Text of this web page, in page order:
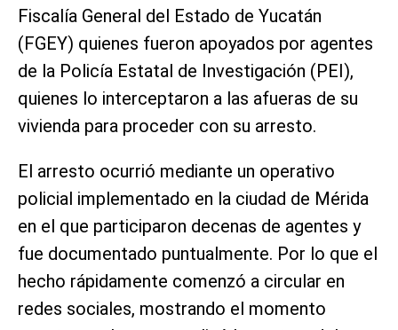
Fiscalía General del Estado de Yucatán
(FGEY) quienes fueron apoyados por agentes
de la Policía Estatal de Investigación (PEI),
quienes lo interceptaron a las afueras de su
vivienda para proceder con su arresto.
El arresto ocurrió mediante un operativo
policial implementado en la ciudad de Mérida
en el que participaron decenas de agentes y
fue documentado puntualmente. Por lo que el
hecho rápidamente comenzó a circular en
redes sociales, mostrando el momento